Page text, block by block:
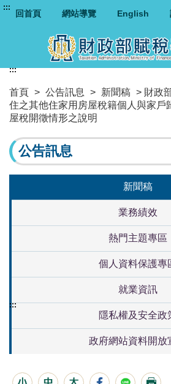
:::
回首頁 網站導覽 English
首頁 > 公告訊息 > 新聞稿 > 財政
住之其他住家用房屋稅籍個人與家戶
屋稅開徵情形之說明
:::
公告訊息
新聞稿
業務績效
熱門主題專區
個人資料保護專
就業資訊
隱私權及安全政
政府網站資料開放
:::